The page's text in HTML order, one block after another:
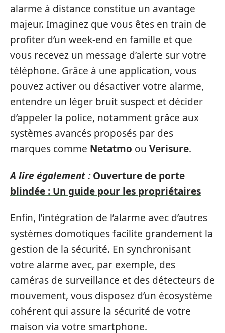
alarme à distance constitue un avantage
majeur. Imaginez que vous êtes en train de
profiter d’un week-end en famille et que
vous recevez un message d’alerte sur votre
téléphone. Grâce à une application, vous
pouvez activer ou désactiver votre alarme,
entendre un léger bruit suspect et décider
d’appeler la police, notamment grâce aux
systèmes avancés proposés par des
marques comme Netatmo ou Verisure.
A lire également : Ouverture de porte
blindée : Un guide pour les propriétaires
Enfin, l’intégration de l’alarme avec d’autres
systèmes domotiques facilite grandement la
gestion de la sécurité. En synchronisant
votre alarme avec, par exemple, des
caméras de surveillance et des détecteurs de
mouvement, vous disposez d’un écosystème
cohérent qui assure la sécurité de votre
maison via votre smartphone.